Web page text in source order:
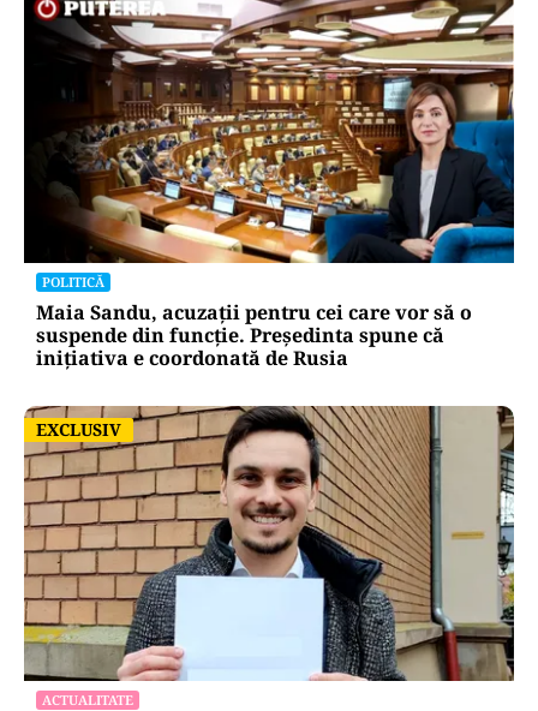
POLITICĂ
Maia Sandu, acuzații pentru cei care vor să o
suspende din funcție. Președinta spune că
inițiativa e coordonată de Rusia
EXCLUSIV
EXCLUSIV
ACTUALITATE